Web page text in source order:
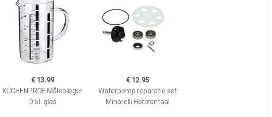
€ 13.99
KÜCHENPROF Målebæger
0.5L glas
€ 12.95
Waterpomp reparatie set
Minarelli Horizontaal